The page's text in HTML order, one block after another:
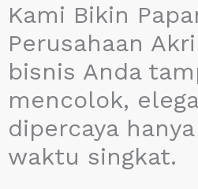
Kami Bikin
Perusahaan
bisnis Anda
mencolok,
dipercaya
waktu singkat.